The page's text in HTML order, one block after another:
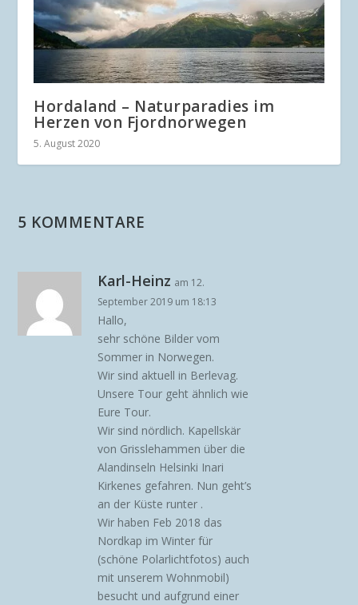
Hordaland – Naturparadies im
Herzen von Fjordnorwegen
5. August 2020
5 KOMMENTARE
Karl-Heinz am 12.
September 2019 um 18:13
Hallo,
sehr schöne Bilder vom
Sommer in Norwegen.
Wir sind aktuell in Berlevag.
Unsere Tour geht ähnlich wie
Eure Tour.
Wir sind nördlich. Kapellskär
von Grisslehammen über die
Alandinseln Helsinki Inari
Kirkenes gefahren. Nun geht’s
an der Küste runter .
Wir haben Feb 2018 das
Nordkap im Winter für
(schöne Polarlichtfotos) auch
mit unserem Wohnmobil)
besucht und aufgrund einer